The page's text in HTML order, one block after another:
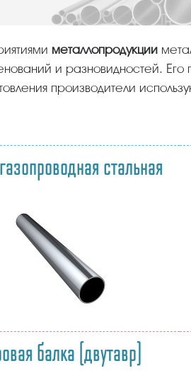
металлопродукции
и разновидностей.
производители
стальная
балка (двутавр)